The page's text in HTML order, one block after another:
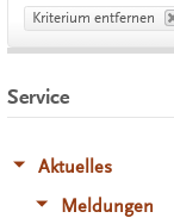
Kriterium entfernen
Service
Aktuelles
Meldungen